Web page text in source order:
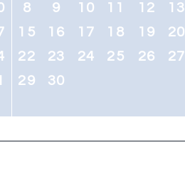
8
9 10 11 12 13
15
16 17 18 19 20
22
23 24 25 26 27
29
30